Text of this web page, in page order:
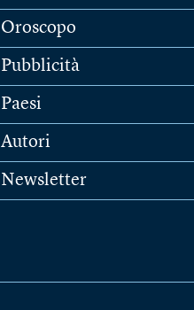
Oroscopo
Pubblicità
Paesi
Autori
Newsletter